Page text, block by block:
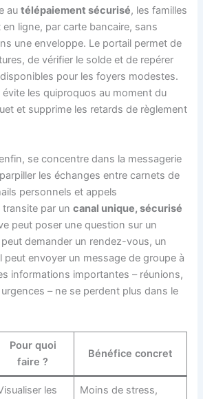
autélépaiement sécurisé, les familles
ligne, par carte bancaire, sans
une enveloppe. Le portail permet de
de vérifier le solde et de repérer
disponibles pour les foyers modestes.
les quiproquos au moment du
et supprime les retards de règlement
se concentre dans la messagerie
les échanges entre carnets de
personnels et appels
transite par uncanal unique, sécurisé
peut poser une question sur un
demander un rendez-vous, un
peut envoyer un message de groupe à
informations importantes – réunions,
– ne se perdent plus dans le
Pour quoi
faire ?
Bénéfice concret
les
Moins de stress,